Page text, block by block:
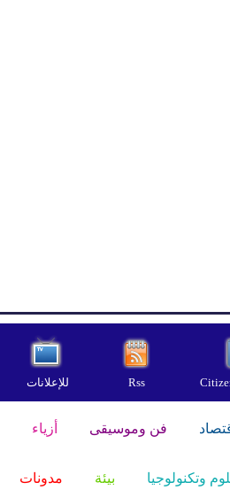
للإعلانات Rss
فن وموسيقى أزياء
وتكنولوجيا بيئة مدونات